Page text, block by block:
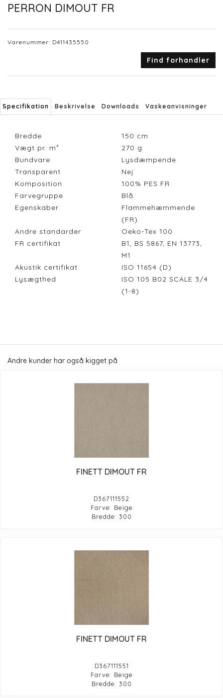
PERRON DIMOUT FR
Varenummer: D411435550
Find forhandler
Specifikation Beskrivelse Downloads Vaskeanvisninger
Bredde 150 cm
Vægt pr. m²
270 g
Bundvare
Lysdæmpende
Transparent
Nej
Komposition
100% PES FR
Farvegruppe
Blå
Egenskaber
Flammehæmmende
(FR)
Andre standarder
Oeko-Tex 100
FR certifikat
B1, BS 5867, EN 13773,
M1
Akustik certifikat
ISO 11654 (D)
Lysægthed
ISO 105 B02 SCALE 3/4
(1-8)
Andre kunder har også kigget på
FINETT DIMOUT FR
D367111552
Farve: Beige
Bredde: 300
FINETT DIMOUT FR
D367111551
Farve: Beige
Bredde: 300